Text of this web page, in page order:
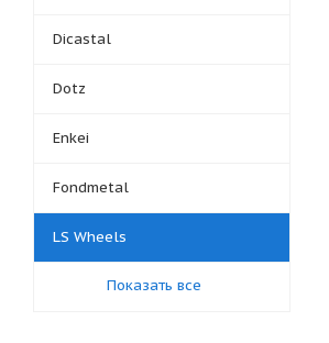
Dicastal
Dotz
Enkei
Fondmetal
LS Wheels
Показать все